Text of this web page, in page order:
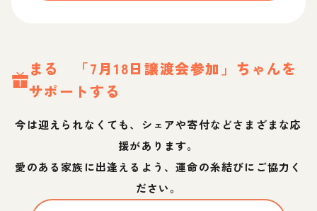
まる 「7月18日譲渡会参加」 ちゃんを
サポートする
今は迎えられなくても、シェアや寄付などさまざまな応
援があります。
愛のある家族に出逢えるよう、運命の糸結びにご協力く
ださい。